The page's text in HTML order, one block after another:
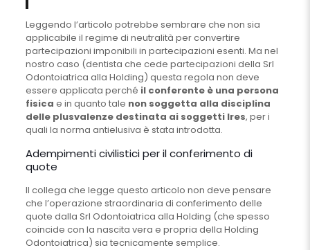
Leggendo l’articolo potrebbe sembrare che non sia
applicabile il regime di neutralità per convertire
partecipazioni imponibili in partecipazioni esenti. Ma nel
nostro caso (dentista che cede partecipazioni della Srl
Odontoiatrica alla Holding) questa regola non deve
essere applicata perché il conferente è una persona
fisica e in quanto tale non soggetta alla disciplina
delle plusvalenze destinata ai soggetti Ires, per i
quali la norma antielusiva è stata introdotta.
Adempimenti civilistici per il conferimento di
quote
Il collega che legge questo articolo non deve pensare
che l’operazione straordinaria di conferimento delle
quote dalla Srl Odontoiatrica alla Holding (che spesso
coincide con la nascita vera e propria della Holding
Odontoiatrica) sia tecnicamente semplice.